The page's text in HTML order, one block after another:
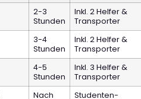
2-3
Stunden
Inkl. 2 Helfer &
Transporter
3-4
Stunden
Inkl. 2 Helfer &
Transporter
4-5
Stunden
Inkl. 3 Helfer &
Transporter
Nach Studenten-